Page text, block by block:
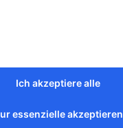
250kg
Ich akzeptiere alle
essenzielle akzeptieren